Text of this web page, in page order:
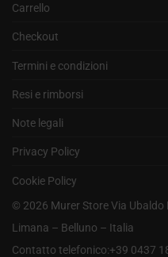
Carrello
Checkout
Termini e condizioni
Resi e rimborsi
Note legali
Privacy Policy
Cookie Policy
© 2026 Murer Store Via
Limana – Belluno – Italia
Contatto telefonico:+39 0437